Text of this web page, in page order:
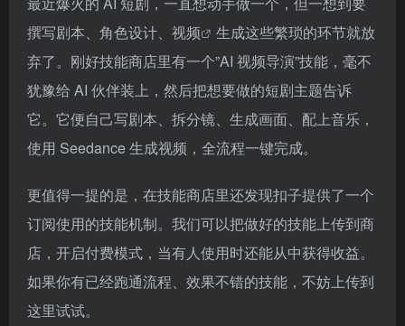
撰写剧本、角色设计、 视频
生成这些繁琐的环节就放
弃了。刚好技能商店里有一个”AI 视频导演”技能，毫不
犹豫给 AI 伙伴装上，然后把想要做的短剧主题告诉
它。它便自己写剧本、拆分镜、生成画面、配上音乐，
使用 Seedance 生成视频，全流程一键完成。
更值得一提的是，在技能商店里还发现扣子提供了一个
订阅使用的技能机制。我们可以把做好的技能上传到商
店，开启付费模式，当有人使用时还能从中获得收益。
如果你有已经跑通流程、效果不错的技能，不妨上传到
这里试试。